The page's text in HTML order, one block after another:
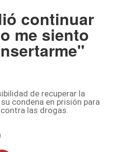
continuar
me siento
de recuperar la
condena en prisión para
las drogas.